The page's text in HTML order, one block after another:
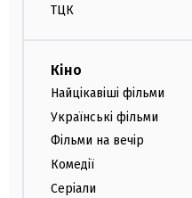
ТЦК
Кіно
Найцікавіші фільми
Українські фільми
Фільми на вечір
Комедії
Серіали